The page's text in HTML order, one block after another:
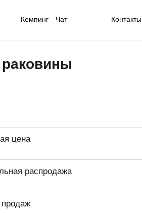
Кемпинг Чат Контакты
цена
распродажа